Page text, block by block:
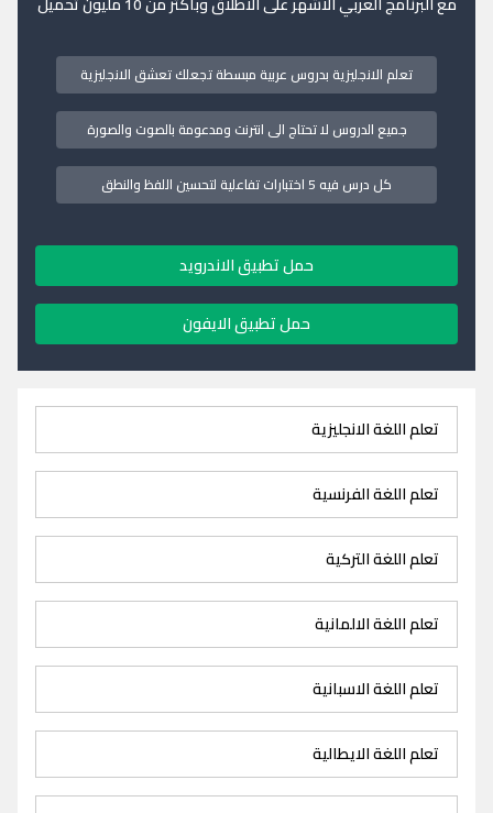
تعلم الانجليزية بدروس عربية مبسطة تجعلك تعشق الانجليزية
جميع الدروس لا تحتاج الى انترنت ومدعومة بالصوت والصورة
كل درس فيه 5 اختبارات تفاعلية لتحسين اللفظ والنطق
حمل تطبيق الاندرويد
حمل تطبيق الايفون
تعلم اللغة الانجليزية
تعلم اللغة الفرنسية
تعلم اللغة التركية
تعلم اللغة الالمانية
تعلم اللغة الاسبانية
تعلم اللغة الايطالية